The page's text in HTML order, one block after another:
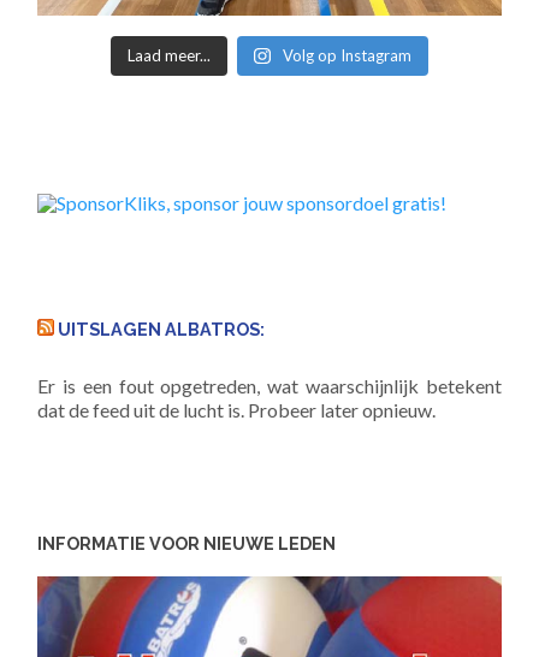
Laad meer... Volg op Instagram
UITSLAGEN ALBATROS:
Er is een fout opgetreden, wat waarschijnlijk betekent
dat de feed uit de lucht is. Probeer later opnieuw.
INFORMATIE VOOR NIEUWE LEDEN